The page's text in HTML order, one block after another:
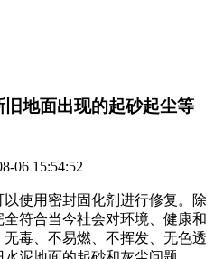
地面出现的起砂起尘等
06 15:54:52
使用密封固化剂进行修复。除
符合当今社会对环境、健康和
毒、不易燃、不挥发、无色透